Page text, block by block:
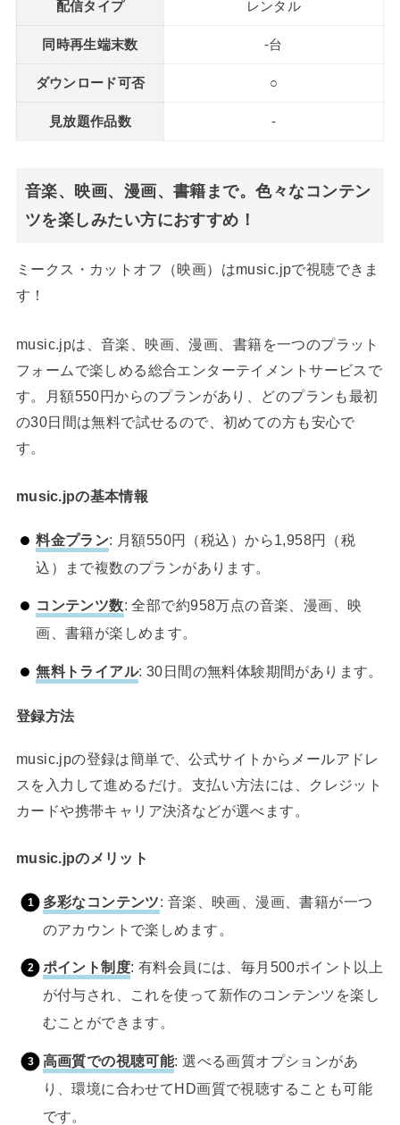
配信タイプ レンタル
同時再生端末数 -台
ダウンロード可否 ○
見放題作品数 -
音楽、映画、漫画、書籍まで。色々なコンテン
ツを楽しみたい方におすすめ！
ミークス・カットオフ（映画）はmusic.jpで視聴できま
す！
music.jpは、音楽、映画、漫画、書籍を一つのプラット
フォームで楽しめる総合エンターテイメントサービスで
す。月額550円からのプランがあり、どのプランも最初
の30日間は無料で試せるので、初めての方も安心で
す。
music.jpの基本情報
料金プラン: 月額550円（税込）から1,958円（税
込）まで複数のプランがあります。
コンテンツ数: 全部で約958万点の音楽、漫画、映
画、書籍が楽しめます。
無料トライアル: 30日間の無料体験期間があります。
登録方法
music.jpの登録は簡単で、公式サイトからメールアドレ
スを入力して進めるだけ。支払い方法には、クレジット
カードや携帯キャリア決済などが選べます。
music.jpのメリット
多彩なコンテンツ: 音楽、映画、漫画、書籍が一つ
のアカウントで楽しめます。
ポイント制度: 有料会員には、毎月500ポイント以上
が付与され、これを使って新作のコンテンツを楽し
むことができます。
高画質での視聴可能: 選べる画質オプションがあ
り、環境に合わせてHD画質で視聴することも可能
です。